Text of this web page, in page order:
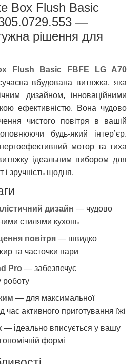
Box Flush Basic
—
рішення для
Flush Basic FBFE LG A70
вбудована витяжка, яка
дизайном, інноваційними
ефективністю. Вона чудово
чистого повітря в вашій
будь-який інтер’єр.
мотор та тиха
ідеальним вибором для
і зручність щодня.
дизайн — чудово
стилями кухонь
повітря — швидко
та часточки пари
Pro — забезпечує
роботу
— для максимальної
час активного приготування їжі
— ідеально вписується у вашу
формі